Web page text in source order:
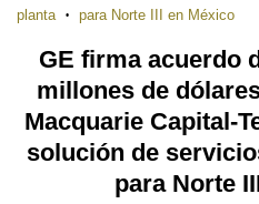
planta
• para Norte III en México
GE firma acuerdo
millones de
Macquarie Capital-
solución de
para Norte